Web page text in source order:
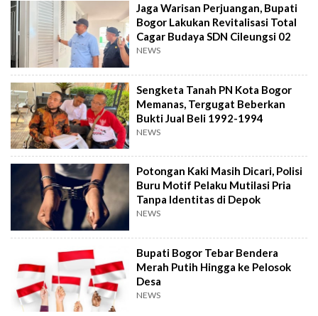
Jaga Warisan Perjuangan, Bupati
Bogor Lakukan Revitalisasi Total
Cagar Budaya SDN Cileungsi 02
NEWS
Sengketa Tanah PN Kota Bogor
Memanas, Tergugat Beberkan
Bukti Jual Beli 1992-1994
NEWS
Potongan Kaki Masih Dicari, Polisi
Buru Motif Pelaku Mutilasi Pria
Tanpa Identitas di Depok
NEWS
Bupati Bogor Tebar Bendera
Merah Putih Hingga ke Pelosok
Desa
NEWS